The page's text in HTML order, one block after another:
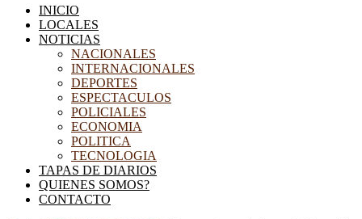
INICIO
LOCALES
NOTICIAS
NACIONALES
INTERNACIONALES
DEPORTES
ESPECTACULOS
POLICIALES
ECONOMIA
POLITICA
TECNOLOGIA
TAPAS DE DIARIOS
QUIENES SOMOS?
CONTACTO